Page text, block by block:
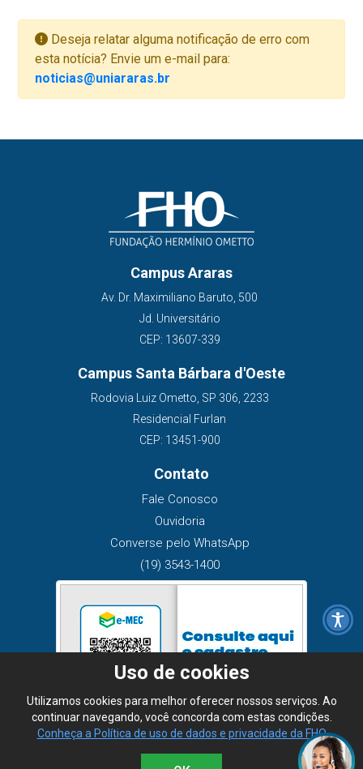
Deseja relatar alguma notificação de erro com
esta notícia? Envie um e-mail para:
noticias@uniararas.br
Campus Araras
Av. Dr. Maximiliano Baruto, 500
Jd. Universitário
CEP: 13607-339
Campus Santa Bárbara d'Oeste
Rodovia Luiz Ometto, SP 306, 2233
Residencial Furlan
CEP: 13451-900
Contato
Fale Conosco
Ouvidoria
Converse pelo WhatsApp
(19) 3543-1400
Uso de cookies
Utilizamos cookies para melhor oferecer nossos serviços. Ao
continuar navegando, você concorda com estas condições.
Conheça a Política de uso de dados e privacidade da FHO